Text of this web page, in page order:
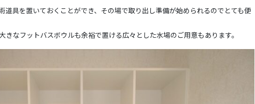
道具を置いておくことができ、その場で取り出し準備が始められるのでとても便
きなフットバスボウルも余裕で置ける広々とした水場のご用意もあります。